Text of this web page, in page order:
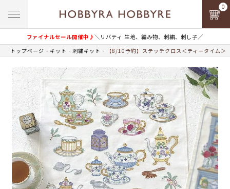
ファイナルセール開催中♪＼リバティ 生地、編み物、刺繍、刺し子／
0
トップページ キット 刺繍キット 【8/10予約】ステッチクロス＜ティータイム＞